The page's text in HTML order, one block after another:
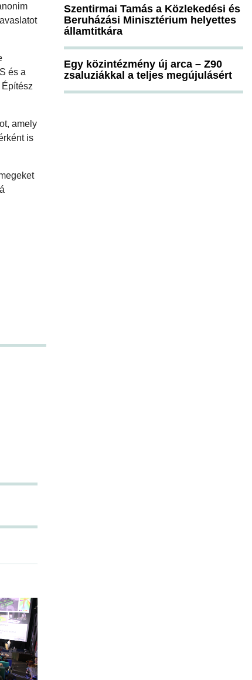
és a
amely
is
Szentirmai Tamás a Közlekedési és
Beruházási Minisztérium helyettes
államtitkára
Egy közintézmény új arca – Z90
zsaluziákkal a teljes megújulásért